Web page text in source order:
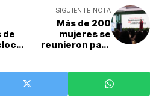
de
SIGUIENTE NOTA
Más de 200
mujeres se
reunieron para
femenino en
Costa Rica